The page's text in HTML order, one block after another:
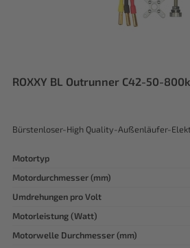
ROXXY BL Outrunner C42-50-
Bürstenloser-High Quality-Außenläufer-
Motortyp
Motordurchmesser (mm)
Umdrehungen pro Volt
Motorleistung (Watt)
Motorwelle Durchmesser (mm)